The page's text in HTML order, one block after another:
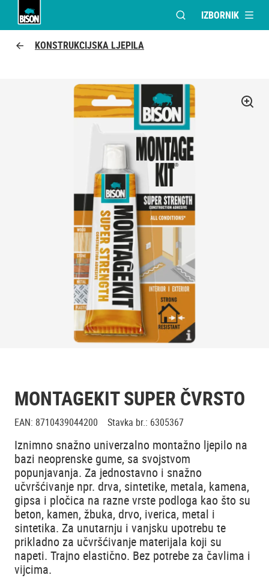
OTVORI MODALNI
IZBORNIK
KONSTRUKCIJSKA LJEPILA
MONTAGEKIT SUPER ČVRSTO
EAN: 8710439044200 Stavka br.: 6305367
Iznimno snažno univerzalno montažno ljepilo na
bazi neoprenske gume, sa svojstvom
popunjavanja. Za jednostavno i snažno
učvršćivanje npr. drva, sintetike, metala, kamena,
gipsa i pločica na razne vrste podloga kao što su
beton, kamen, žbuka, drvo, iverica, metal i
sintetika. Za unutarnju i vanjsku upotrebu te
prikladno za učvršćivanje materijala koji su
napeti. Trajno elastično. Bez potrebe za čavlima i
vijcima.